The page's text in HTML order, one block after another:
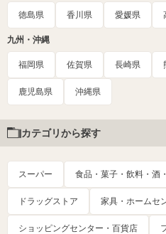
徳島県 香川県 愛媛県
九州・沖縄
福岡県 佐賀県 長崎県
鹿児島県 沖縄県
カテゴリから探す
スーパー 食品・菓子・飲料・酒
ドラッグストア 家具・ホームセ
ショッピングセンター・百貨店